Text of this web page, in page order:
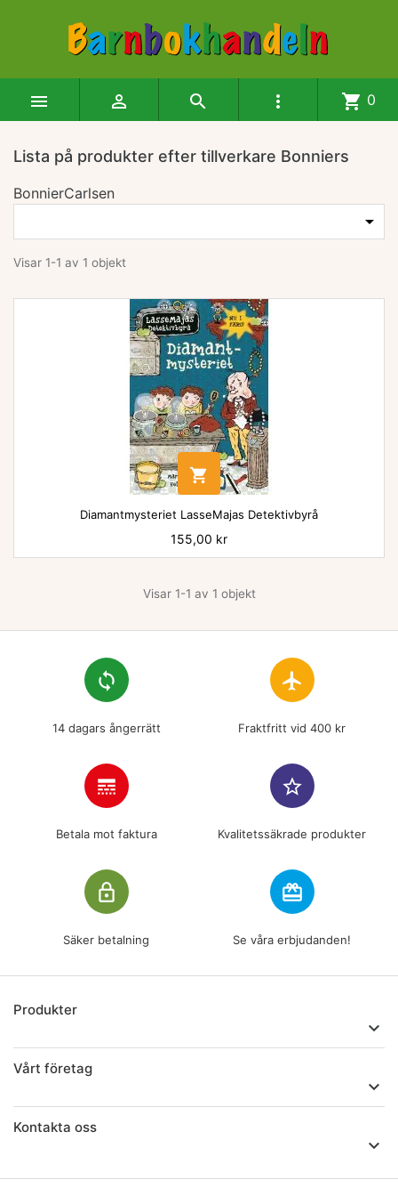
    shopping_cart 0
Lista på produkter efter tillverkare Bonniers
BonnierCarlsen

Visar 1-1 av 1 objekt

Diamantmysteriet LasseMajas Detektivbyrå
Pris
155,00 kr
Visar 1-1 av 1 objekt
loop
14 dagars ångerrätt
flight
Fraktfritt vid 400 kr
line_style
Betala mot faktura
star_border
Kvalitetssäkrade produkter
lock_outline
Säker betalning
redeem
Se våra erbjudanden!
Produkter

Vårt företag

Kontakta oss
